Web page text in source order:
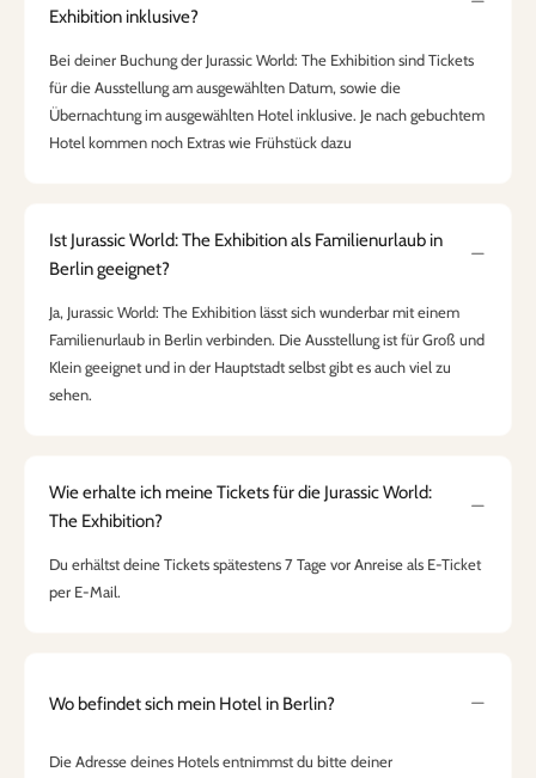
Exhibition inklusive?
Bei deiner Buchung der Jurassic World: The Exhibition sind Tickets
für die Ausstellung am ausgewählten Datum, sowie die
Übernachtung im ausgewählten Hotel inklusive. Je nach gebuchtem
Hotel kommen noch Extras wie Frühstück dazu
Ist Jurassic World: The Exhibition als Familienurlaub in
Berlin geeignet?
Ja, Jurassic World: The Exhibition lässt sich wunderbar mit einem
Familienurlaub in Berlin verbinden. Die Ausstellung ist für Groß und
Klein geeignet und in der Hauptstadt selbst gibt es auch viel zu
sehen.
Wie erhalte ich meine Tickets für die Jurassic World:
The Exhibition?
Du erhältst deine Tickets spätestens 7 Tage vor Anreise als E-Ticket
per E-Mail.
Wo befindet sich mein Hotel in Berlin?
Die Adresse deines Hotels entnimmst du bitte deiner